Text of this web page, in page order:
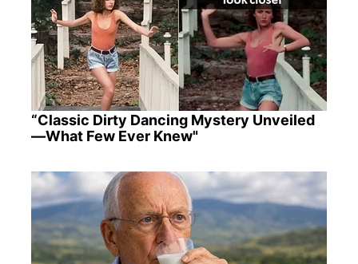
“Classic Dirty Dancing Mystery Unveiled
—What Few Ever Knew"